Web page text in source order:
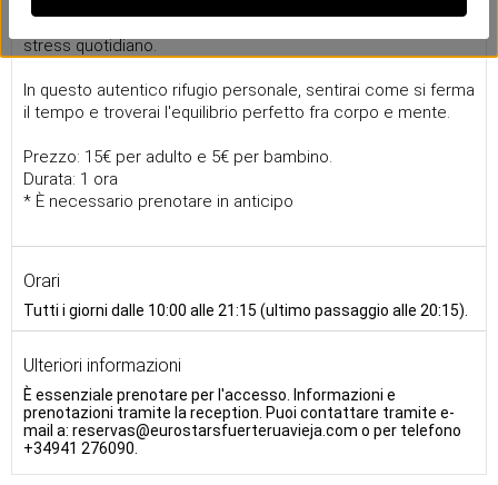
è un luogo moderno e minimalista dove potrai fuggire dallo
stress quotidiano.
In questo autentico rifugio personale, sentirai come si ferma
il tempo e troverai l'equilibrio perfetto fra corpo e mente.
Prezzo: 15€ per adulto e 5€ per bambino.
Durata: 1 ora
* È necessario prenotare in anticipo
Orari
Tutti i giorni dalle 10:00 alle 21:15 (ultimo passaggio alle 20:15).
Ulteriori informazioni
È essenziale prenotare per l'accesso. Informazioni e
prenotazioni tramite la reception. Puoi contattare tramite e-
mail a: reservas@eurostarsfuerteruavieja.com o per telefono
+34941 276090.